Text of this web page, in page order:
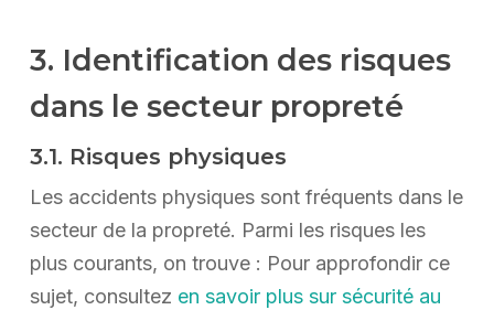
3. Identification des risques
dans le secteur propreté
3.1. Risques physiques
Les accidents physiques sont fréquents dans le
secteur de la propreté. Parmi les risques les
plus courants, on trouve : Pour approfondir ce
sujet, consultez en savoir plus sur sécurité au